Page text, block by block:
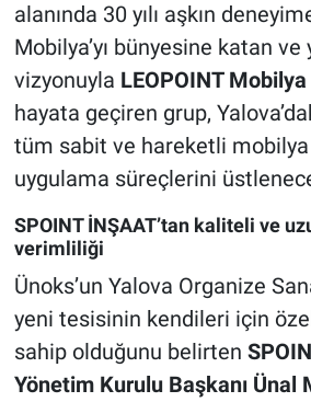
alanında 30 yılı aşkın
Mobilya’yı bünyesine katan ve
vizyonuyla LEOPOINT Mobilya
hayata geçiren grup,
tüm sabit ve hareketli
uygulama süreçlerini
SPOINT İNŞAAT’tan kaliteli ve
verimliliği
Ünoks’un Yalova Organize
yeni tesisinin kendileri için
sahip olduğunu belirten
Yönetim Kurulu Başkanı Ünal